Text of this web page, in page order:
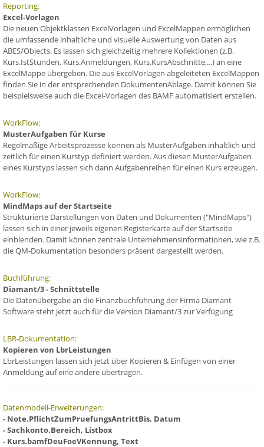
Reporting:
Excel-Vorlagen
Die neuen Objektklassen ExcelVorlagen und ExcelMappen ermöglichen
die umfassende inhaltliche und visuelle Auswertung von Daten aus
ABES/Objects. Es lassen sich gleichzeitig mehrere Kollektionen (z.B.
Kurs.IstStunden, Kurs.Anmeldungen, Kurs.KursAbschnitte,...) an eine
ExcelMappe übergeben. Die aus ExcelVorlagen abgeleiteten ExcelMappen
finden Sie in der entsprechenden DokumentenAblage. Damit können Sie
beispielsweise auch die Excel-Vorlagen des BAMF automatisiert erstellen.
WorkFlow:
MusterAufgaben für Kurse
Regelmäßige Arbeitsprozesse können als MusterAufgaben inhaltlich und
zeitlich für einen Kurstyp definiert werden. Aus diesen MusterAufgaben
eines Kurstyps lassen sich dann Aufgabenreihen für einen Kurs erzeugen.
WorkFlow:
MindMaps auf der Startseite
Strukturierte Darstellungen von Daten und Dokumenten ("MindMaps")
lassen sich in einer jeweils eigenen Registerkarte auf der Startseite
einblenden. Damit können zentrale Unternehmensinformationen, wie z.B.
die QM-Dokumentation besonders präsent dargestellt werden.
Buchführung:
Diamant/3 - Schnittstelle
Die Datenübergabe an die Finanzbuchführung der Firma Diamant
Software steht jetzt auch für die Version Diamant/3 zur Verfügung
LBR-Dokumentation:
Kopieren von LbrLeistungen
LbrLeistungen lassen sich jetzt über Kopieren & Einfügen von einer
Anmeldung auf eine andere übertragen.
Datenmodell-Erweiterungen:
- Note.PflichtZumPruefungsAntrittBis, Datum
- Sachkonto.Bereich, Listbox
- Kurs.bamfDeuFoeVKennung, Text